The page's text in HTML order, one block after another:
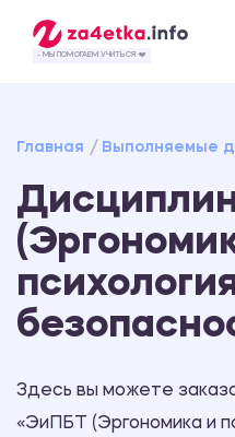
- МЫ ПОМОГАЕМ УЧИТЬСЯ ❤️
Главная Выполняемые
Здесь вы можете
«ЭиПБТ (Эргономика и